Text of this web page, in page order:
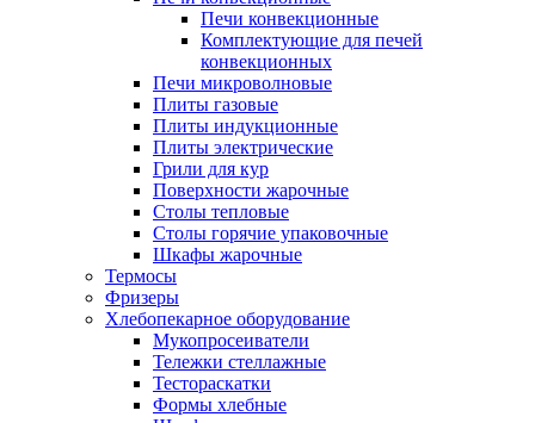
Печи конвекционные
Комплектующие для печей
конвекционных
Печи микроволновые
Плиты газовые
Плиты индукционные
Плиты электрические
Грили для кур
Поверхности жарочные
Столы тепловые
Столы горячие упаковочные
Шкафы жарочные
Термосы
Фризеры
Хлебопекарное оборудование
Мукопросеиватели
Тележки стеллажные
Тестораскатки
Формы хлебные